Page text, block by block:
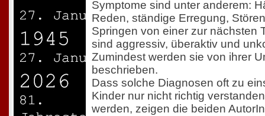
Symptome sind unter anderem:
Reden, ständige Erregung,
Springen von einer zur nächsten
sind aggressiv, überaktiv und
Zumindest werden sie von ihrer
beschrieben.
Dass solche Diagnosen oft zu
Kinder nur nicht richtig
werden, zeigen die beiden